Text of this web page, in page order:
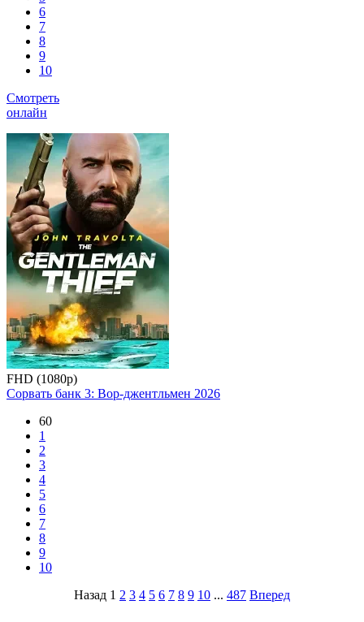
6
7
8
9
10
Смотреть
онлайн
FHD (1080p)
Сорвать банк 3: Вор-джентльмен 2026
60
1
2
3
4
5
6
7
8
9
10
Назад 1 2 3 4 5 6 7 8 9 10 ... 487 Вперед